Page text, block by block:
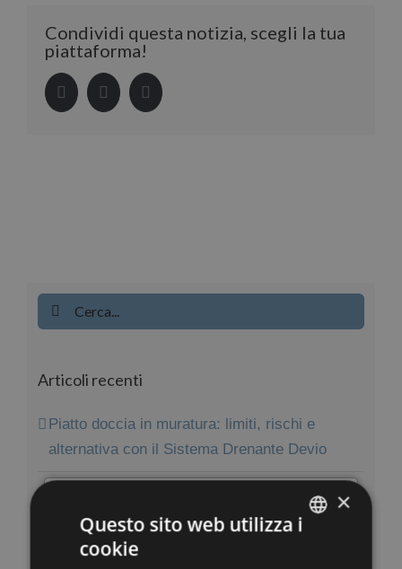
×
Condividi questa notizia, scegli la tua
piattaforma!
FacebookLinkedInPinterest
Cerca
per:
Articoli recenti
Piatto doccia in muratura: limiti, rischi e
alternativa con il Sistema Drenante Devio
Infiltrazioni doccia nelle case in legno a
secco: un rischio da non sottovalutare
×
Questo sito web utilizza i
cookie